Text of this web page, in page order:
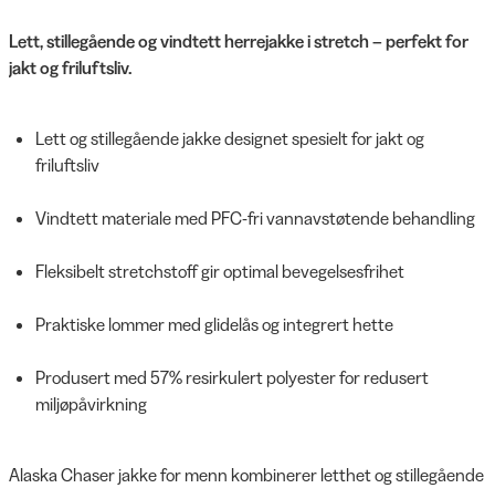
Lett, stillegående og vindtett herrejakke i stretch – perfekt for
jakt og friluftsliv.
Lett og stillegående jakke designet spesielt for jakt og
friluftsliv
Vindtett materiale med PFC-fri vannavstøtende behandling
Fleksibelt stretchstoff gir optimal bevegelsesfrihet
Praktiske lommer med glidelås og integrert hette
Produsert med 57% resirkulert polyester for redusert
miljøpåvirkning
Alaska Chaser jakke for menn kombinerer letthet og stillegående